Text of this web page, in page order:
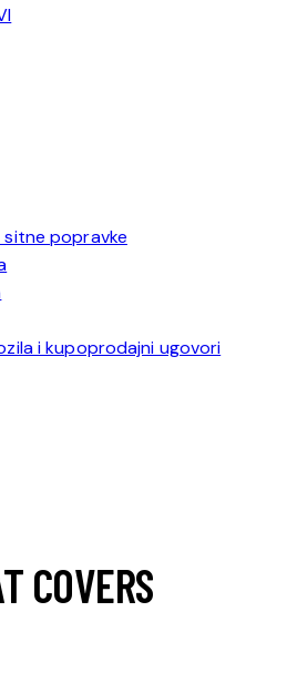
popravke
i kupoprodajni ugovori
COVERS